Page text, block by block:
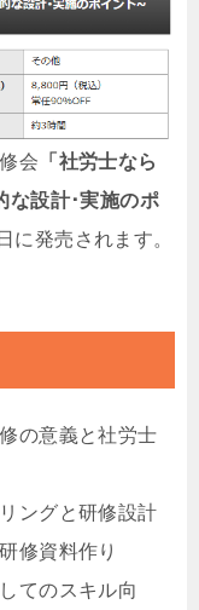
会 「社労士なら
な設計･実施のポ
に発売されます。
の意義と社労士
ングと研修設計
修資料作り
てのスキル向